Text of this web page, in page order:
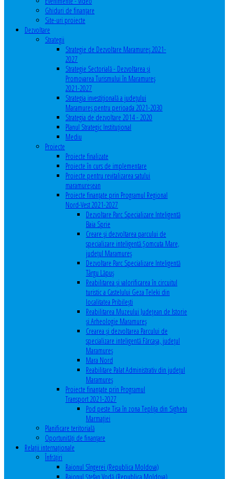
Ghiduri de finanţare
Site-uri proiecte
Dezvoltare
Strategii
Strategie de Dezvoltare Maramureș 2021-
2027
Strategie Sectorială - Dezvoltarea și
Promovarea Turismului în Maramureș
2021-2027
Strategia investiţională a județului
Maramureș pentru perioada 2021-2030
Strategia de dezvoltare 2014 - 2020
Planul Strategic Instituţional
Mediu
Proiecte
Proiecte finalizate
Proiecte în curs de implementare
Proiecte pentru revitalizarea satului
maramureşean
Proiecte finanțate prin Programul Regional
Nord-Vest 2021-2027
Dezvoltare Parc Specializare Inteligentă
Baia Sprie
Creare și dezvoltarea parcului de
specializare inteligentă Șomcuta Mare,
județul Maramureș
Dezvoltare Parc Specializare Inteligentă
Târgu Lăpuș
Reabilitarea și valorificarea în circuitul
turistic a Castelului Geza Teleki din
localitatea Pribilești
Reabilitarea Muzeului Județean de Istorie
și Arheologie Maramureș
Crearea și dezvoltarea Parcului de
specializare inteligentă Fărcașa, județul
Maramureș
Mara Nord
Reabilitare Palat Administrativ din județul
Maramureș
Proiecte finanțate prin Programul
Transport 2021-2027
Pod peste Tisa în zona Teplița din Sighetu
Marmației
Planificare teritorială
Oportunităţi de finanţare
Relaţii internaţionale
Înfrăţiri
Raionul Sîngerei (Republica Moldova)
Raionul Ștefan Vodă (Republica Moldova)